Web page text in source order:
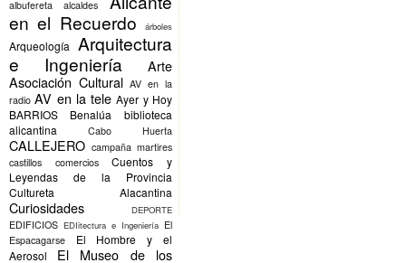
albufereta alcaldes
en el Recuerdo
árboles
Arqueología Arquitectura
e Ingeniería
Arte
Asociación Cultural AV en la
radio AV en la tele Ayer y Hoy
BARRIOS
Benalúa
biblioteca
alicantina
Cabo Huerta
CALLEJERO campaña martires
castillos
comercios
Cuentos y
Leyendas de la Provincia
Cultureta Alacantina
Curiosidades DEPORTE
EDIFICIOS EDIitectura e Ingeniería El
Espacagarse
El Hombre y el
Aerosol
El Museo de los